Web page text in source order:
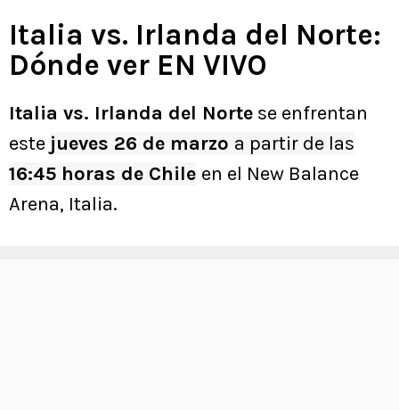
Italia vs. Irlanda del Norte:
Dónde ver EN VIVO
Italia vs. Irlanda del Norte se enfrentan
este jueves 26 de marzo a partir de las
16:45 horas de Chile en el New Balance
Arena, Italia.